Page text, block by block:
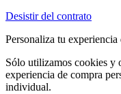
Desistir del contrato
Personaliza tu experiencia
Sólo utilizamos cookies y
experiencia de compra
individual.